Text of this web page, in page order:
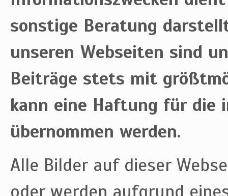
sonstige Beratung
unseren Webseiten sind
Beiträge stets mit
kann eine Haftung für die
übernommen werden.
Alle Bilder auf dieser